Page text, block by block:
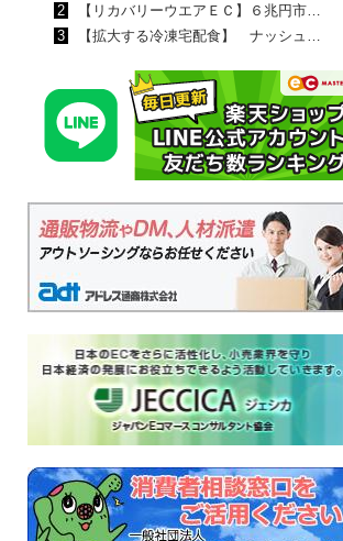
2
【リカバリーウエアＥＣ】６兆円市…
3
【拡大する冷凍宅配食】 ナッシュ…